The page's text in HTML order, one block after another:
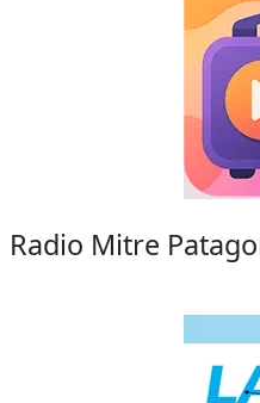
Radio Mitre